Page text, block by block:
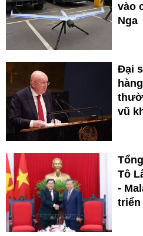
vào
Nga
Đại
vũ
Tô
-
triển